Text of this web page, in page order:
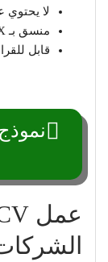
لا يحتوي
منسق بـ DOCX أو
قابل